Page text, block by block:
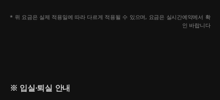
* 위 요금은 실제 적용일에 따라 다르게 적용될 수 있으며, 요금은 실시간예약에서 확
인 바랍니다
※ 입실·퇴실 안내